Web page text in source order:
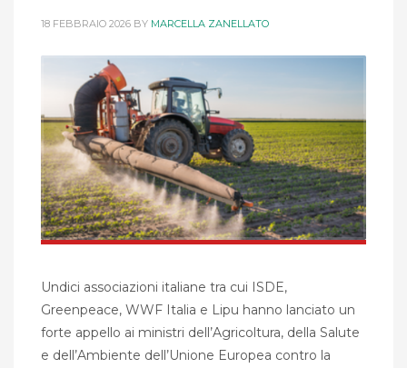
18 FEBBRAIO 2026 BY MARCELLA ZANELLATO
Undici associazioni italiane tra cui ISDE,
Greenpeace, WWF Italia e Lipu hanno lanciato un
forte appello ai ministri dell’Agricoltura, della Salute
e dell’Ambiente dell’Unione Europea contro la